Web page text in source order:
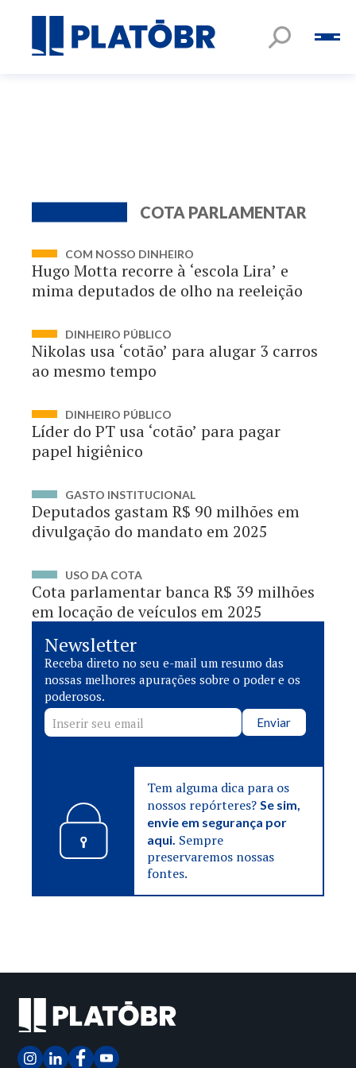
COTA PARLAMENTAR
COM NOSSO DINHEIRO
Hugo Motta recorre à ‘escola Lira’ e
mima deputados de olho na reeleição
DINHEIRO PÚBLICO
Nikolas usa ‘cotão’ para alugar 3 carros
ao mesmo tempo
DINHEIRO PÚBLICO
Líder do PT usa ‘cotão’ para pagar
papel higiênico
GASTO INSTITUCIONAL
Deputados gastam R$ 90 milhões em
divulgação do mandato em 2025
USO DA COTA
Cota parlamentar banca R$ 39 milhões
em locação de veículos em 2025
Newsletter
Receba direto no seu e-mail um resumo das
nossas melhores apurações sobre o poder e os
poderosos.
Enviar
Tem alguma dica para os
nossos repórteres?Se sim,
envie em segurança por
aqui. Sempre
preservaremos nossas
fontes.